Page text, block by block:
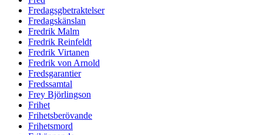
Fredagsgbetraktelser
Fredagskänslan
Fredrik Malm
Fredrik Reinfeldt
Fredrik Virtanen
Fredrik von Arnold
Fredsgarantier
Fredssamtal
Frey Björlingson
Frihet
Frihetsberövande
Frihetsmord